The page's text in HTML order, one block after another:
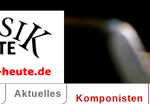
Aktuelles Komponisten